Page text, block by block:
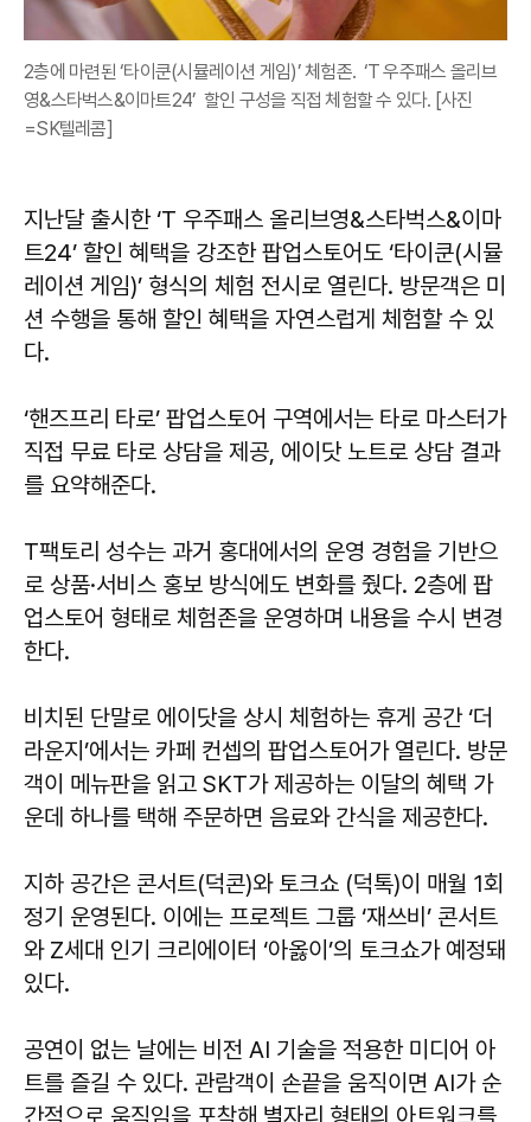
2층에 마련된 ‘타이쿤(시뮬레이션 게임)’ 체험존. ‘T 우주패스 올리브
영&스타벅스&이마트24’ 할인 구성을 직접 체험할 수 있다. [사진
=SK텔레콤]
지난달 출시한 ‘T 우주패스 올리브영&스타벅스&이마
트24’ 할인 혜택을 강조한 팝업스토어도 ‘타이쿤(시뮬
레이션 게임)’ 형식의 체험 전시로 열린다. 방문객은 미
션 수행을 통해 할인 혜택을 자연스럽게 체험할 수 있
다.
‘핸즈프리 타로’ 팝업스토어 구역에서는 타로 마스터가
직접 무료 타로 상담을 제공, 에이닷 노트로 상담 결과
를 요약해준다.
T팩토리 성수는 과거 홍대에서의 운영 경험을 기반으
로 상품·서비스 홍보 방식에도 변화를 줬다. 2층에 팝
업스토어 형태로 체험존을 운영하며 내용을 수시 변경
한다.
비치된 단말로 에이닷을 상시 체험하는 휴게 공간 ‘더
라운지’에서는 카페 컨셉의 팝업스토어가 열린다. 방문
객이 메뉴판을 읽고 SKT가 제공하는 이달의 혜택 가
운데 하나를 택해 주문하면 음료와 간식을 제공한다.
지하 공간은 콘서트(덕콘)와 토크쇼 (덕톡)이 매월 1회
정기 운영된다. 이에는 프로젝트 그룹 ‘재쓰비’ 콘서트
와 Z세대 인기 크리에이터 ‘아옳이’의 토크쇼가 예정돼
있다.
공연이 없는 날에는 비전 AI 기술을 적용한 미디어 아
트를 즐길 수 있다. 관람객이 손끝을 움직이면 AI가 순
간적으로 움직임을 포착해 별자리 형태의 아트워크를